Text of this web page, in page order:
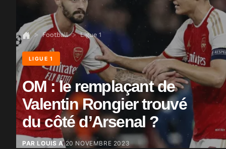
Football Ligue 1
LIGUE 1
OM : le remplaçant de
Valentin Rongier trouvé
du côté d’Arsenal ?
PAR LOUIS A 20 NOVEMBRE 2023